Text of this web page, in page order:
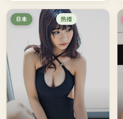
日本 热播